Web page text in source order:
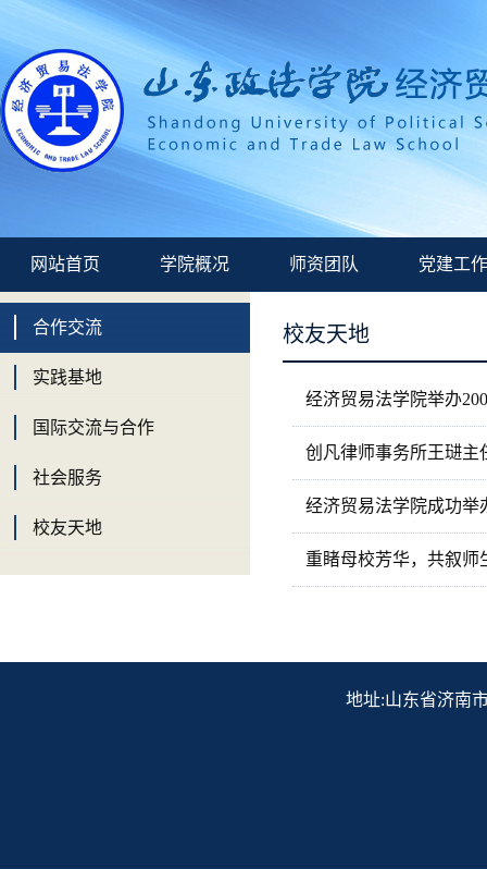
网站首页 学院概况 师资团队 党建工作
合作交流
实践基地
国际交流与合作
社会服务
校友天地
校友天地
经济贸易法学院举办
创凡律师事务所王琎主
经济贸易法学院成功举
重睹母校芳华，共叙师
地址:山东省济南